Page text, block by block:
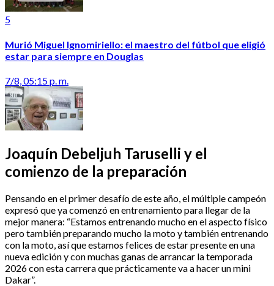
5
Murió Miguel Ignomiriello: el maestro del fútbol que eligió
estar para siempre en Douglas
7/8, 05:15 p. m.
Joaquín Debeljuh Taruselli y el
comienzo de la preparación
Pensando en el primer desafío de este año, el múltiple campeón
expresó que ya comenzó en entrenamiento para llegar de la
mejor manera: “Estamos entrenando mucho en el aspecto físico
pero también preparando mucho la moto y también entrenando
con la moto, así que estamos felices de estar presente en una
nueva edición y con muchas ganas de arrancar la temporada
2026 con esta carrera que prácticamente va a hacer un mini
Dakar”.